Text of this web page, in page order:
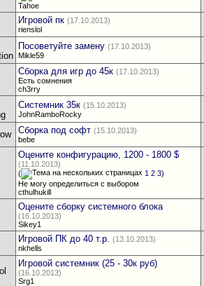
Tahoe
Игровой пк (17.10.2013)
rienslol
Посоветуйте замену (17.10.2013)
Mikle59
Сборка для игр до 45к (17.10.2013)
Есть сомнения
ch3rry
Системник 35к (15.10.2013)
JohnRamboRocky
Сборка под софт (15.10.2013)
bebe
Оцените конфигурацию, 1200 - 1800 $
(11.10.2013)
(
1 2 3)
Не могу определиться с выбором
cthulhukill
Оцените сборку системного блока
(16.10.2013)
Sikey1
Игровой ПК до 40 т.р. (13.10.2013)
nkhells
Игровой системник (25 - 30к руб)
(16.10.2013)
Srg1